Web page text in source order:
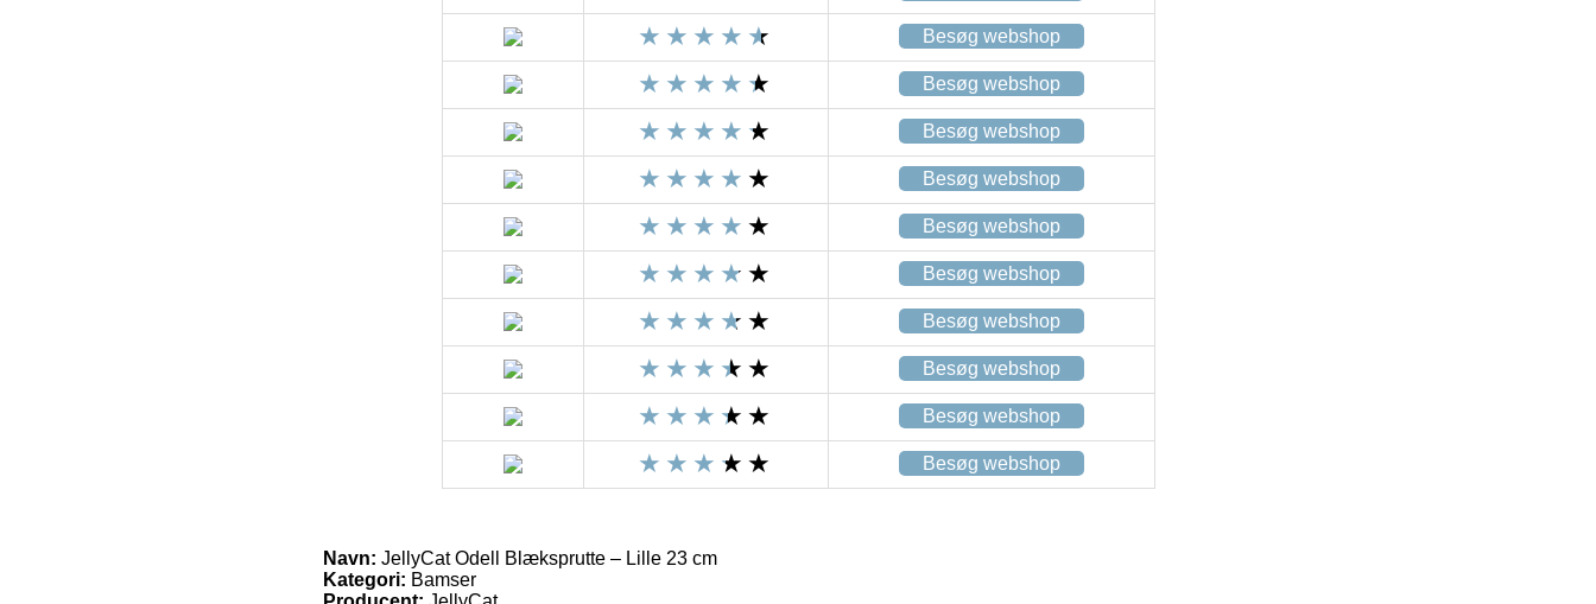
Besøg webshop
Besøg webshop
Besøg webshop
Besøg webshop
Besøg webshop
Besøg webshop
Besøg webshop
Besøg webshop
Besøg webshop
Besøg webshop
Navn: JellyCat Odell Blæksprutte – Lille 23 cm
Kategori: Bamser